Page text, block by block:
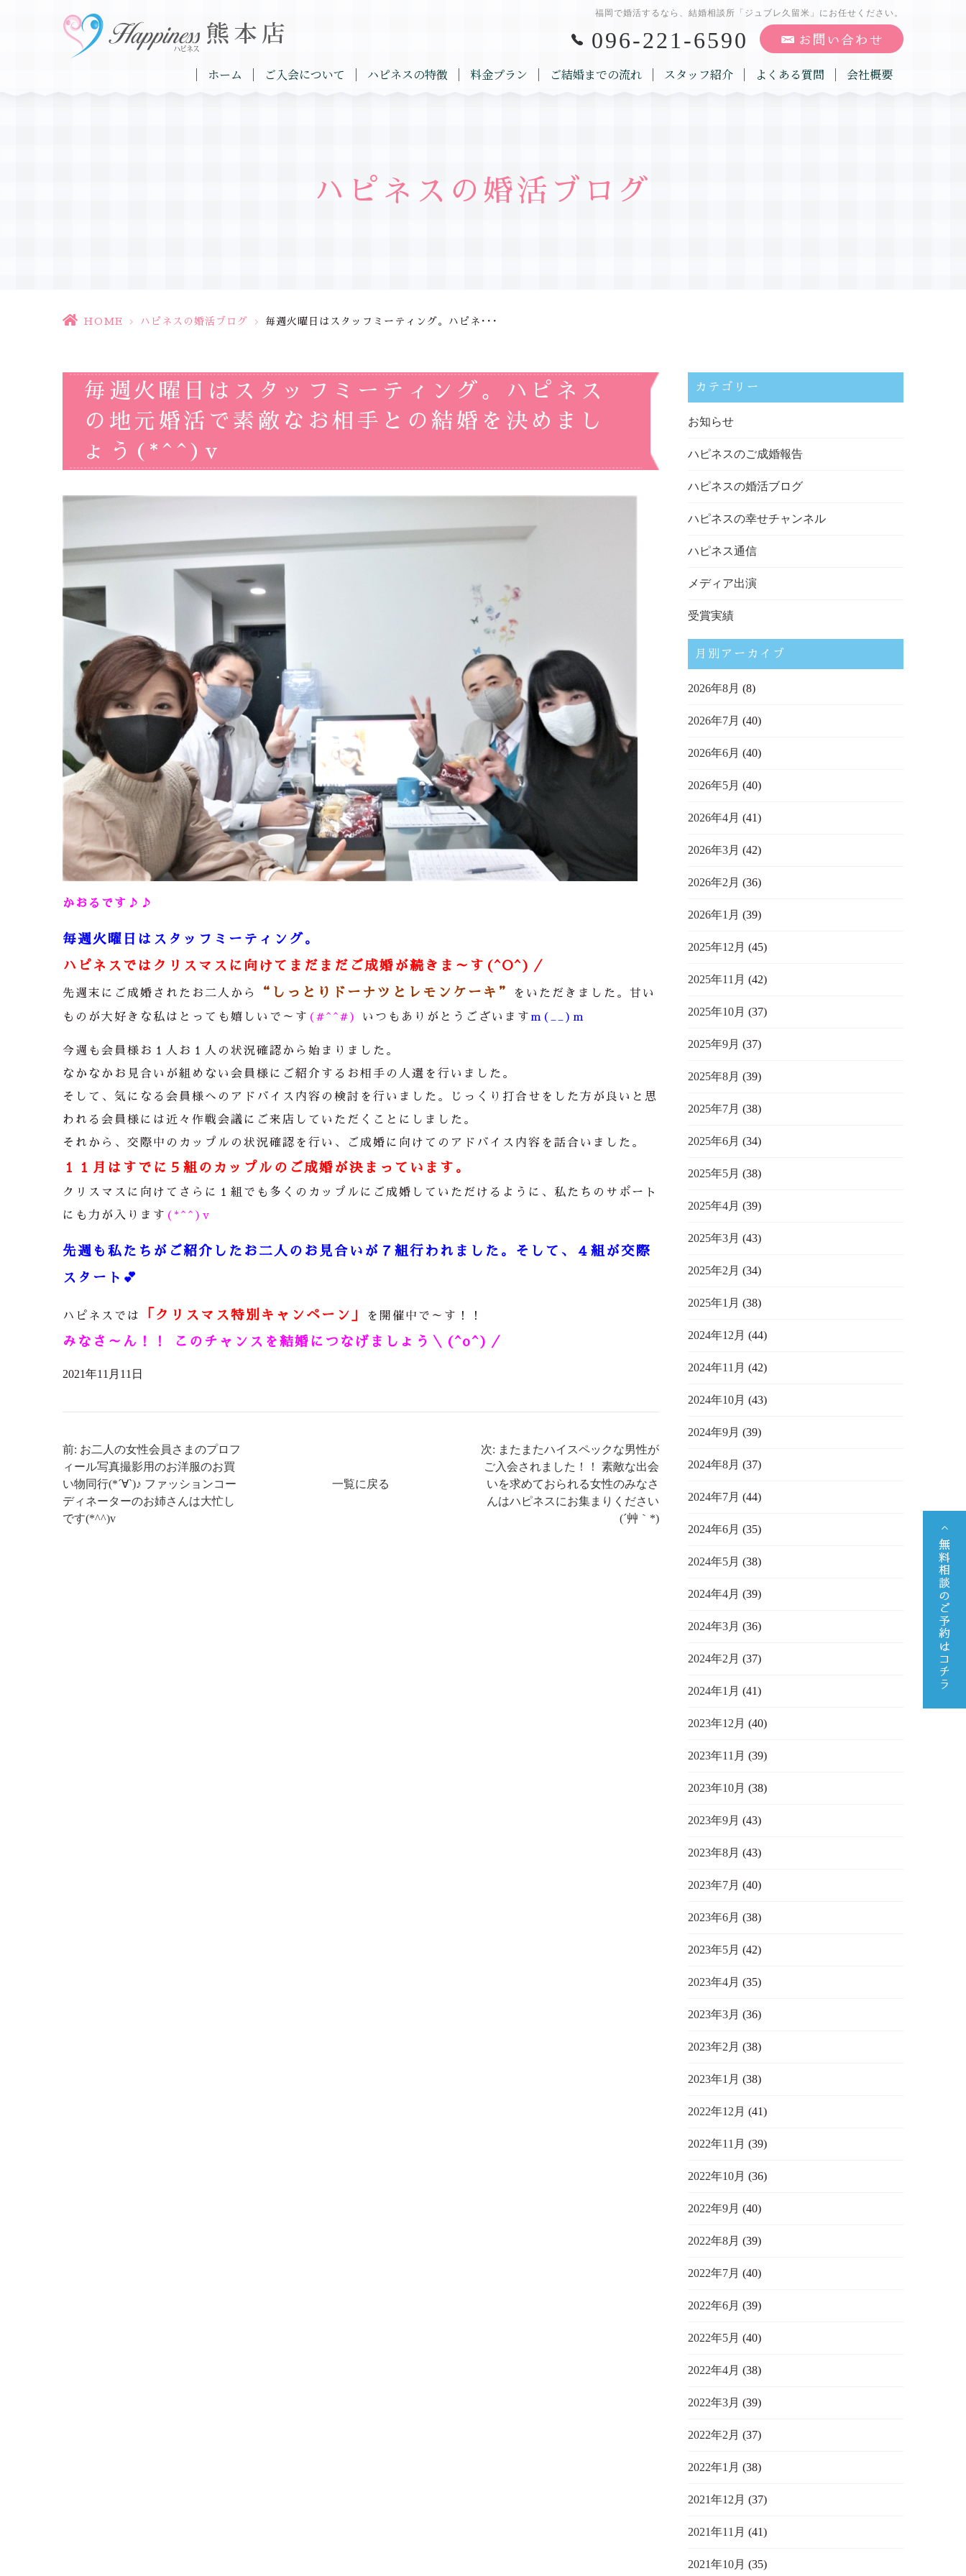
福岡で婚活するなら、結婚相談所「ジュブレ久留米」にお任せください。
096-221-6590
ホーム ご入会について ハピネスの特徴 料金プラン ご結婚までの流れ スタッフ紹介 よくある質問 会社概要
ハピネスの婚活ブログ
HOME > ハピネスの婚活ブログ > 毎週火曜日はスタッフミーティング。ハピネ･･･
毎週火曜日はスタッフミーティング。ハピネス
の地元婚活で素敵なお相手との結婚を決めまし
ょう(*^^)v
かおるです♪♪
毎週火曜日はスタッフミーティング。
ハピネスではクリスマスに向けてまだまだご成婚が続きま～す(^O^)／
先週末にご成婚されたお二人から “ しっとりドーナツとレモンケーキ” をいただきました。甘い
ものが大好きな私はとっても嬉しいで～す (#^^#) いつもありがとうございます m(__)m
今週も会員様お１人お１人の状況確認から始まりました。
なかなかお見合いが組めない会員様にご紹介するお相手の人選を行いました。
そして、気になる会員様へのアドバイス内容の検討を行いました。じっくり打合せをした方が良いと思
われる会員様には近々作戦会議にご来店していただくことにしました。
それから、交際中のカップルの状況確認を行い、ご成婚に向けてのアドバイス内容を話合いました。
１１月はすでに５組のカップルのご成婚が決まっています。
クリスマスに向けてさらに１組でも多くのカップルにご成婚していただけるように、私たちのサポート
にも力が入ります (*^^)v
先週も私たちがご紹介したお二人のお見合いが７組行われました。そして、４組が交際
スタート💕
ハピネスでは 「クリスマス特別キャンペーン」 を開催中で～す！！
みなさ～ん！！ このチャンスを結婚につなげましょう＼(^o^)／
2021年11月11日
前: お二人の女性会員さまのプロフ
ィール写真撮影用のお洋服のお買
い物同行(*´∀`)♪ ファッションコー
ディネーターのお姉さんは大忙し
です(*^^)v
一覧に戻る
次: またまたハイスペックな男性が
ご入会されました！！ 素敵な出会
いを求めておられる女性のみなさ
んはハピネスにお集まりください
(´艸｀*)
カテゴリー
お知らせ
ハピネスのご成婚報告
ハピネスの婚活ブログ
ハピネスの幸せチャンネル
ハピネス通信
メディア出演
受賞実績
月別アーカイブ
2026年8月 (8)
2026年7月 (40)
2026年6月 (40)
2026年5月 (40)
2026年4月 (41)
2026年3月 (42)
2026年2月 (36)
2026年1月 (39)
2025年12月 (45)
2025年11月 (42)
2025年10月 (37)
2025年9月 (37)
2025年8月 (39)
2025年7月 (38)
2025年6月 (34)
2025年5月 (38)
2025年4月 (39)
2025年3月 (43)
2025年2月 (34)
2025年1月 (38)
2024年12月 (44)
2024年11月 (42)
2024年10月 (43)
2024年9月 (39)
2024年8月 (37)
2024年7月 (44)
2024年6月 (35)
2024年5月 (38)
2024年4月 (39)
2024年3月 (36)
2024年2月 (37)
2024年1月 (41)
2023年12月 (40)
2023年11月 (39)
2023年10月 (38)
2023年9月 (43)
2023年8月 (43)
2023年7月 (40)
2023年6月 (38)
2023年5月 (42)
2023年4月 (35)
2023年3月 (36)
2023年2月 (38)
2023年1月 (38)
2022年12月 (41)
2022年11月 (39)
2022年10月 (36)
2022年9月 (40)
2022年8月 (39)
2022年7月 (40)
2022年6月 (39)
2022年5月 (40)
2022年4月 (38)
2022年3月 (39)
2022年2月 (37)
2022年1月 (38)
2021年12月 (37)
2021年11月 (41)
2021年10月 (35)